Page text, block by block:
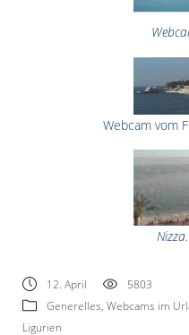
Webcam vom
12. April
5803
Generelles, Webcams im
Ligurien